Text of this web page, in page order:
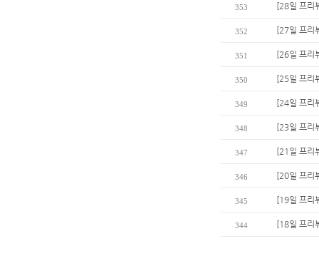
353 [28일 프리
352 [27일 프리
351 [26일 프리
350 [25일 프리
349 [24일 프리
348 [23일 프리
347 [21일 프리
346 [20일 프리
345 [19일 프리
344 [18일 프리